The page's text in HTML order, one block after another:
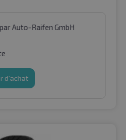
par Auto-Raifen GmbH
d'achat